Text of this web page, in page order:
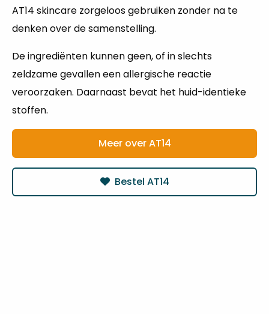
AT14 skincare zorgeloos gebruiken zonder na te
denken over de samenstelling.
De ingrediënten kunnen geen, of in slechts
zeldzame gevallen een allergische reactie
veroorzaken. Daarnaast bevat het huid-identieke
stoffen.
Meer over AT14
Bestel AT14